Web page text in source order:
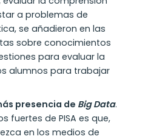
a problemas de
se añadieron en las
sobre conocimientos
para evaluar la
alumnos para trabajar
presencia de Big Data.
fuertes de PISA es que,
en los medios de